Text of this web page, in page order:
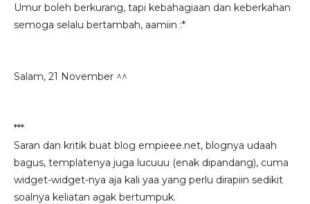
Umur boleh berkurang, tapi kebahagiaan dan keberkahan
semoga selalu bertambah, aamiin :*
Salam, 21 November ^^
***
Saran dan kritik buat blog empieee.net, blognya udaah
bagus, templatenya juga lucuuu (enak dipandang), cuma
widget-widget-nya aja kali yaa yang perlu dirapiin sedikit
soalnya keliatan agak bertumpuk.